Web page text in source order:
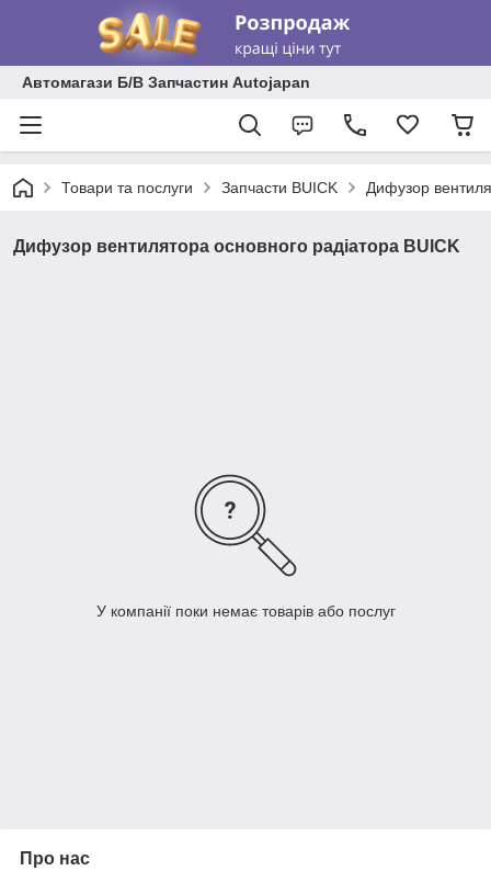
Автомагази Б/В Запчастин Autojapan
Товари та послуги Запчасти BUICK Дифузор
Дифузор вентилятора основного радіатора BUICK
У компанії поки немає товарів або послуг
Про нас